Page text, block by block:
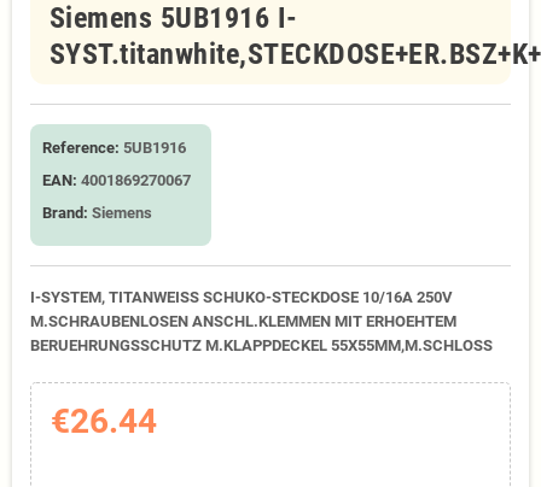
Siemens 5UB1916 I-
Reference: 5UB1916
EAN: 4001869270067
Brand: Siemens
I-SYSTEM, TITANWEISS SCHUKO-STECKDOSE 10/16A 250V
M.SCHRAUBENLOSEN ANSCHL.KLEMMEN MIT ERHOEHTEM
BERUEHRUNGSSCHUTZ M.KLAPPDECKEL 55X55MM,M.SCHLOSS
€26.44